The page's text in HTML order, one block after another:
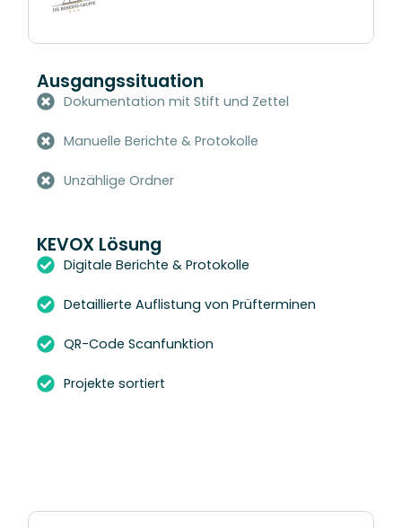
Ausgangssituation
Dokumentation mit Stift und Zettel
Manuelle Berichte & Protokolle
Unzählige Ordner
KEVOX Lösung
Digitale Berichte & Protokolle
Detaillierte Auflistung von Prüfterminen
QR-Code Scanfunktion
Projekte sortiert